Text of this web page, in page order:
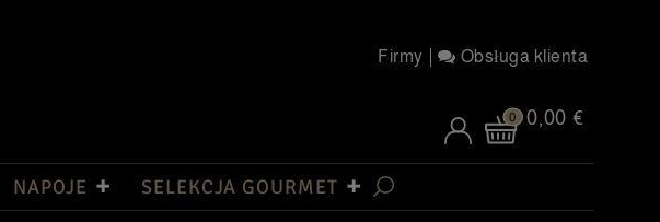
Firmy Obsługa klienta
0 0,00 €
NAPOJE SELEKCJA GOURMET